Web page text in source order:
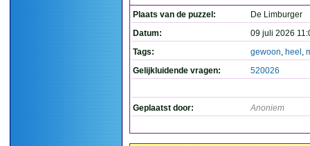
Plaats van de puzzel:
De Limburger
Datum:
09 juli 2026
Tags:
gewoon, heel ,
Gelijkluidende vragen:
520026
Geplaatst door: Anoniem